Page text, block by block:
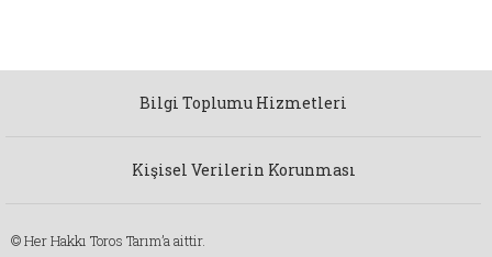
Bilgi Toplumu Hizmetleri
Kişisel Verilerin Korunması
© Her Hakkı Toros Tarım’a aittir.